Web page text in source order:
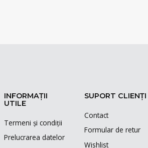
INFORMAȚII
UTILE
Termeni și condiții
Prelucrarea datelor
SUPORT CLIENȚI
Contact
Formular de retur
Wishlist